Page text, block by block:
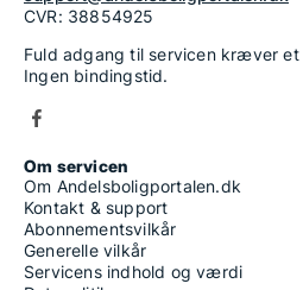
CVR: 38854925
Fuld adgang til servicen kræver et
Ingen bindingstid.
Om servicen
Om Andelsboligportalen.dk
Kontakt & support
Abonnementsvilkår
Generelle vilkår
Servicens indhold og værdi